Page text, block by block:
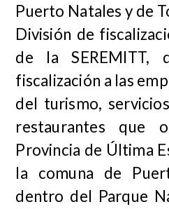
Puerto Natales y de
División de
de la SEREMITT,
fiscalización a las
del turismo,
restaurantes que
Provincia de Última
la comuna de
dentro del Parque